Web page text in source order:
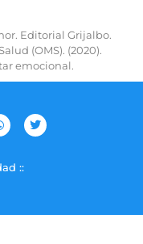
Editorial Grijalbo.
(OMS). (2020).
emocional.
::